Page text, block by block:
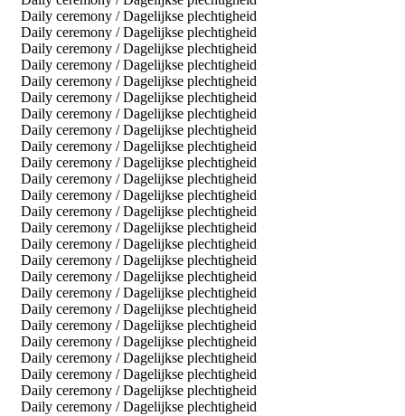
Daily ceremony / Dagelijkse plechtigheid
Daily ceremony / Dagelijkse plechtigheid
Daily ceremony / Dagelijkse plechtigheid
Daily ceremony / Dagelijkse plechtigheid
Daily ceremony / Dagelijkse plechtigheid
Daily ceremony / Dagelijkse plechtigheid
Daily ceremony / Dagelijkse plechtigheid
Daily ceremony / Dagelijkse plechtigheid
Daily ceremony / Dagelijkse plechtigheid
Daily ceremony / Dagelijkse plechtigheid
Daily ceremony / Dagelijkse plechtigheid
Daily ceremony / Dagelijkse plechtigheid
Daily ceremony / Dagelijkse plechtigheid
Daily ceremony / Dagelijkse plechtigheid
Daily ceremony / Dagelijkse plechtigheid
Daily ceremony / Dagelijkse plechtigheid
Daily ceremony / Dagelijkse plechtigheid
Daily ceremony / Dagelijkse plechtigheid
Daily ceremony / Dagelijkse plechtigheid
Daily ceremony / Dagelijkse plechtigheid
Daily ceremony / Dagelijkse plechtigheid
Daily ceremony / Dagelijkse plechtigheid
Daily ceremony / Dagelijkse plechtigheid
Daily ceremony / Dagelijkse plechtigheid
Daily ceremony / Dagelijkse plechtigheid